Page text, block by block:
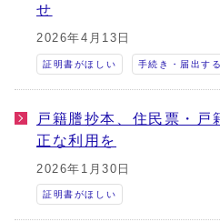
せ
2026年4月13日
証明書がほしい 手続き・届出する
戸籍謄抄本、住民票・戸
正な利用を
2026年1月30日
証明書がほしい